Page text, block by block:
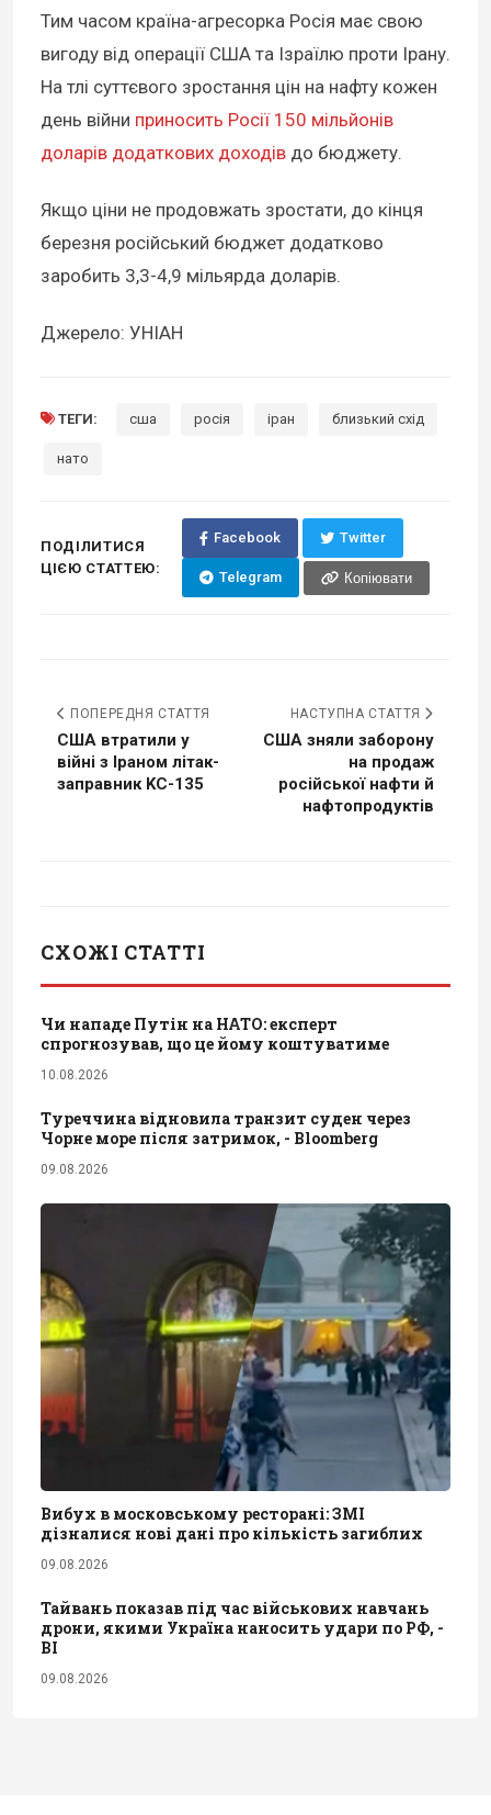
Тим часом країна-агресорка Росія має свою
вигоду від операції США та Ізраїлю проти Ірану.
На тлі суттєвого зростання цін на нафту кожен
день війни приносить Росії 150 мільйонів
доларів додаткових доходів до бюджету.
Якщо ціни не продовжать зростати, до кінця
березня російський бюджет додатково
заробить 3,3-4,9 мільярда доларів.
Джерело: УНІАН
ТЕГИ: сша росія іран близький схід
нато
ПОДІЛИТИСЯ
ЦІЄЮ СТАТТЕЮ:
Facebook Twitter
Telegram Копіювати
ПОПЕРЕДНЯ СТАТТЯ
США втратили у
війні з Іраном літак-
заправник KC-135
НАСТУПНА СТАТТЯ
США зняли заборону
на продаж
російської нафти й
нафтопродуктів
СХОЖІ СТАТТІ
Чи нападе Путін на НАТО: експерт
спрогнозував, що це йому коштуватиме
10.08.2026
Туреччина відновила транзит суден через
Чорне море після затримок, - Bloomberg
09.08.2026
Вибух в московському ресторані: ЗМІ
дізналися нові дані про кількість загиблих
09.08.2026
Тайвань показав під час військових навчань
дрони, якими Україна наносить удари по РФ, -
BI
09.08.2026